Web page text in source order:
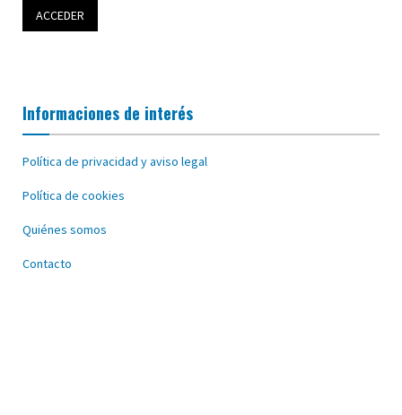
Informaciones de interés
Política de privacidad y aviso legal
Política de cookies
Quiénes somos
Contacto